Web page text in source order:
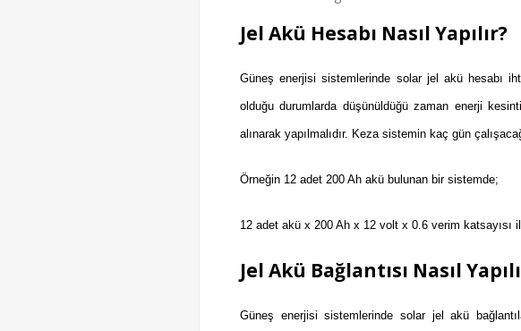
Jel Akü Hesabı Nasıl Yapılır?
Güneş enerjisi sistemlerinde solar jel akü hesabı
olduğu durumlarda düşünüldüğü zaman enerji
alınarak yapılmalıdır. Keza sistemin kaç gün
Örneğin 12 adet 200 Ah akü bulunan bir sistemde;
12 adet akü x 200 Ah x 12 volt x 0.6 verim katsayısı
Jel Akü Bağlantısı Nasıl
Güneş enerjisi sistemlerinde solar jel akü